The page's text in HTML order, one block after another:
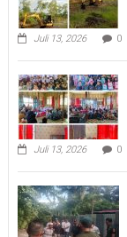
Juli 13, 2026 0
Juli 13, 2026 0